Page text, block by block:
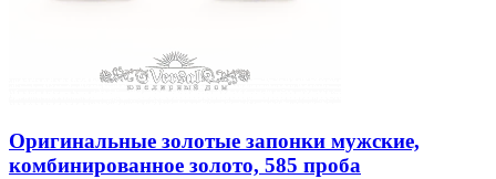
Оригинальные золотые запонки мужские,
комбинированное золото, 585 проба